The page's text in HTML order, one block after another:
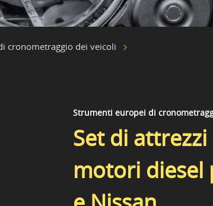
cronometraggio dei veicoli
Strumenti europei di
Set di
motori diesel